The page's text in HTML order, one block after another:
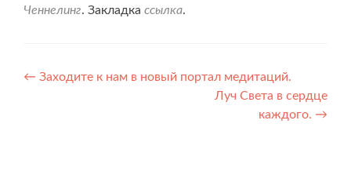
Ченнелинг. Закладка ссылка.
Навигация
← Заходите к нам в новый портал медитаций.
Луч Света в сердце
каждого. →